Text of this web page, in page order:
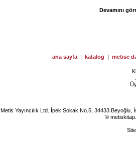
Devamını
ana sayfa | katalog | metise
Metis Yayıncılık Ltd. İpek Sokak No.5, 34433
©